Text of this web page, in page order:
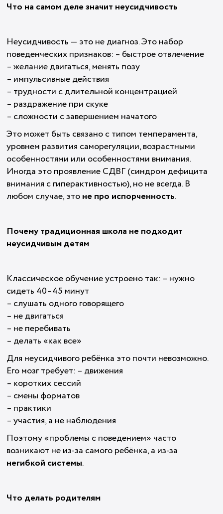
Что на самом деле значит неусидчивость
Неусидчивость — это не диагноз. Это набор
поведенческих признаков: – быстрое отвлечение
– желание двигаться, менять позу
– импульсивные действия
– трудности с длительной концентрацией
– раздражение при скуке
– сложности с завершением начатого
Это может быть связано с типом темперамента,
уровнем развития саморегуляции, возрастными
особенностями или особенностями внимания.
Иногда это проявление СДВГ (синдром дефицита
внимания с гиперактивностью), но не всегда. В
любом случае, этоне про испорченность.
Почему традиционная школа не подходит
неусидчивым детям
Классическое обучение устроено так: – нужно
сидеть 40–45 минут
– слушать одного говорящего
– не двигаться
– не перебивать
– делать «как все»
Для неусидчивого ребёнка это почти невозможно.
Его мозг требует: – движения
– коротких сессий
– смены форматов
– практики
– участия, а не наблюдения
Поэтому «проблемы с поведением» часто
возникают не из-за самого ребёнка, а из-за
негибкой системы.
Что делать родителям